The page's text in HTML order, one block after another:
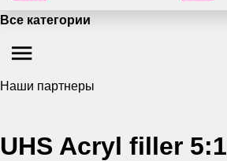
Все категории
Наши партнеры
UHS Acryl filler 5:1